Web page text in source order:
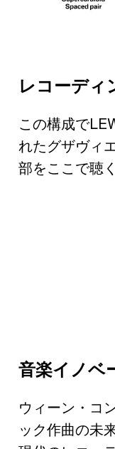
レコーディ
この構成で
れたグザヴィ
部をここで聴
音楽イノベ
ウィーン・コ
ック作曲の未